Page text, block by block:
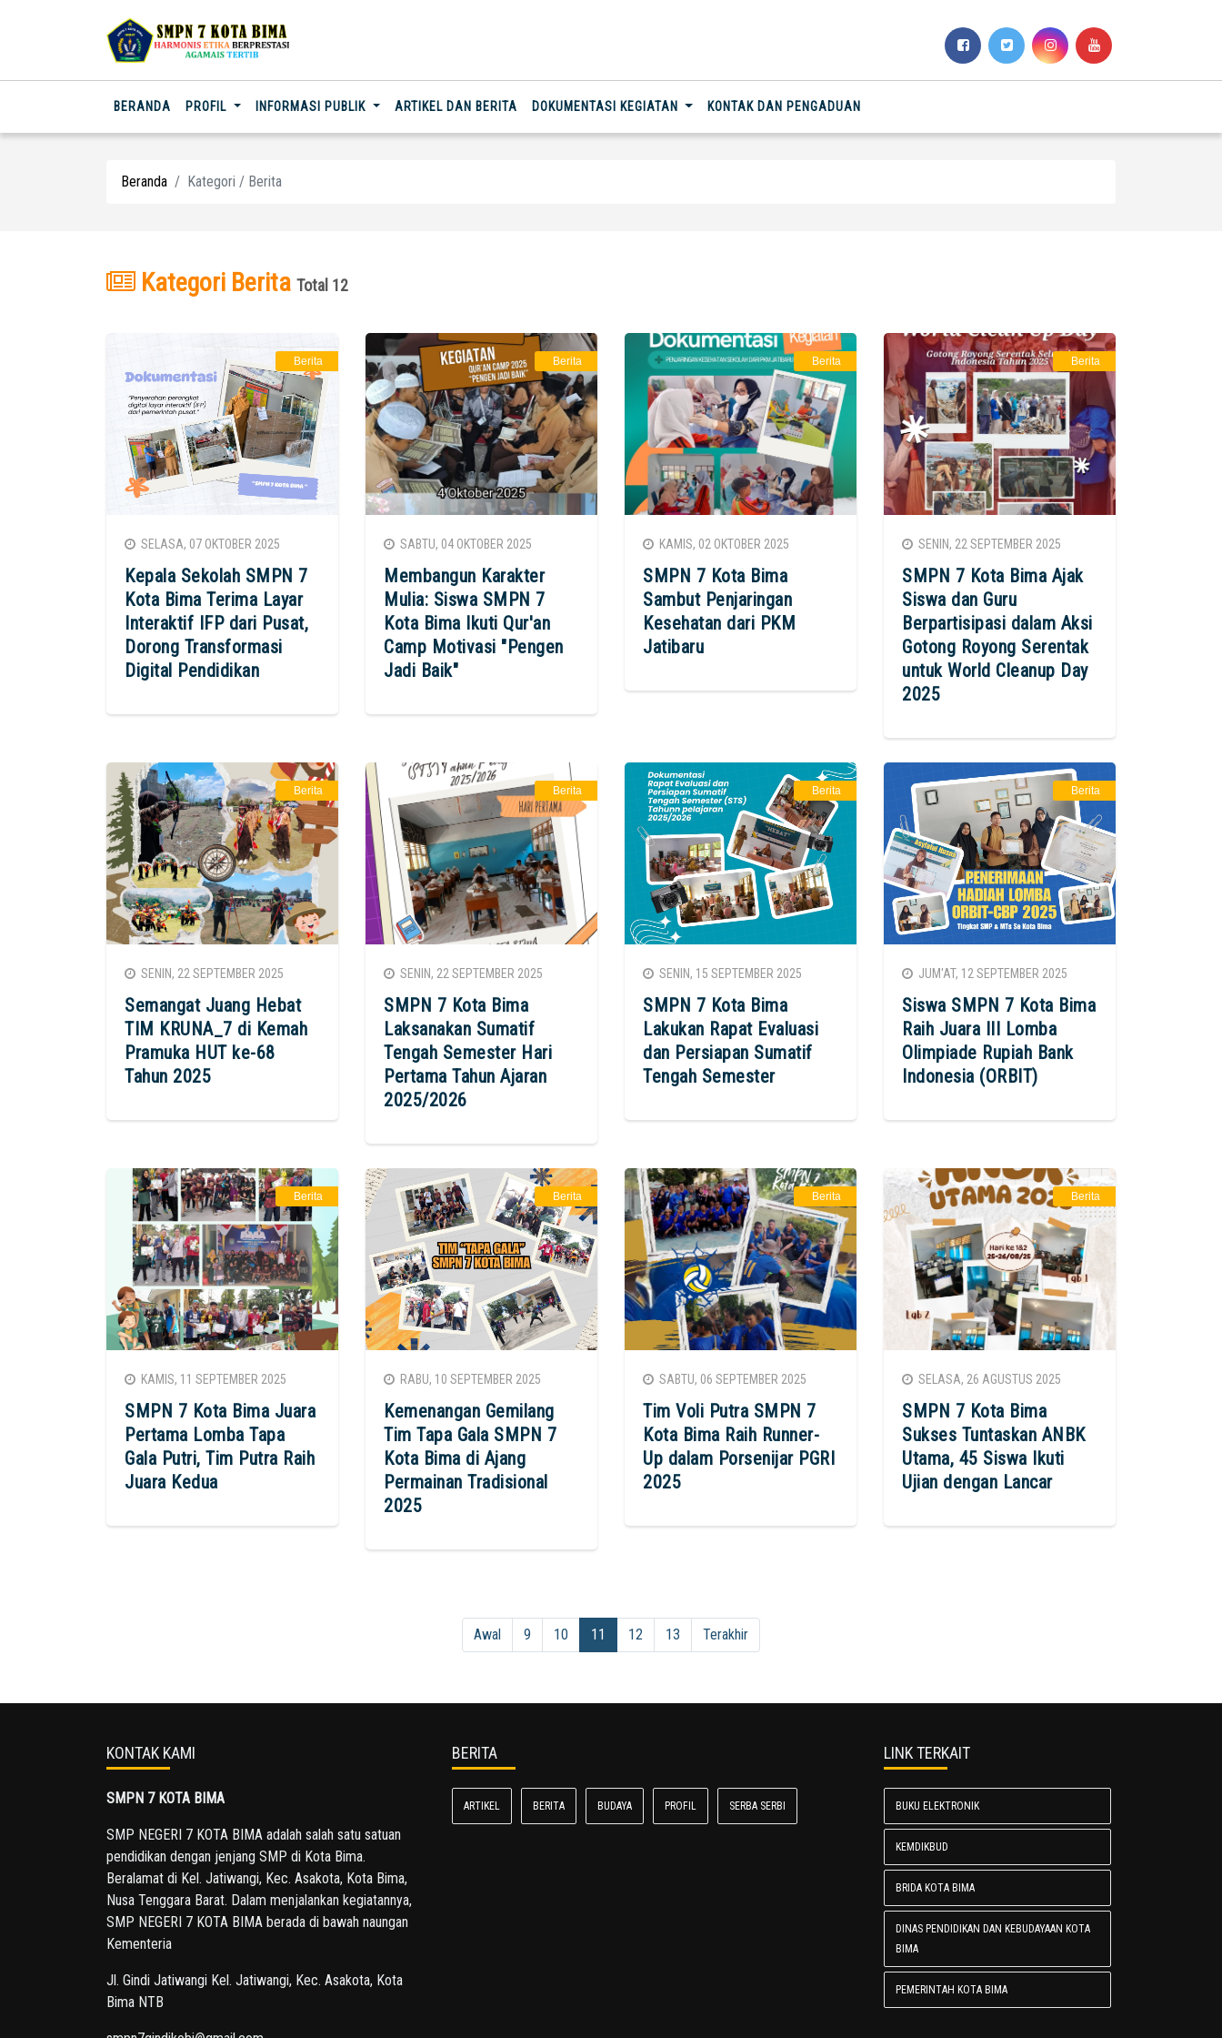
BERANDA (CURRENT)
PROFIL INFORMASI PUBLIK ARTIKEL DAN BERITA DOKUMENTASI KEGIATAN KONTAK DAN PENGADUAN
Beranda Kategori / Berita
Kategori Berita Total 12
Berita
SELASA, 07 OKTOBER 2025
Kepala Sekolah SMPN 7
Kota Bima Terima Layar
Interaktif IFP dari Pusat,
Dorong Transformasi
Digital Pendidikan
Berita
SABTU, 04 OKTOBER 2025
Membangun Karakter
Mulia: Siswa SMPN 7
Kota Bima Ikuti Qur'an
Camp Motivasi "Pengen
Jadi Baik"
Berita
KAMIS, 02 OKTOBER 2025
SMPN 7 Kota Bima
Sambut Penjaringan
Kesehatan dari PKM
Jatibaru
Berita
SENIN, 22 SEPTEMBER 2025
SMPN 7 Kota Bima Ajak
Siswa dan Guru
Berpartisipasi dalam Aksi
Gotong Royong Serentak
untuk World Cleanup Day
2025
Berita
SENIN, 22 SEPTEMBER 2025
Semangat Juang Hebat
TIM KRUNA_7 di Kemah
Pramuka HUT ke-68
Tahun 2025
Berita
SENIN, 22 SEPTEMBER 2025
SMPN 7 Kota Bima
Laksanakan Sumatif
Tengah Semester Hari
Pertama Tahun Ajaran
2025/2026
Berita
SENIN, 15 SEPTEMBER 2025
SMPN 7 Kota Bima
Lakukan Rapat Evaluasi
dan Persiapan Sumatif
Tengah Semester
Berita
JUM'AT, 12 SEPTEMBER 2025
Siswa SMPN 7 Kota Bima
Raih Juara III Lomba
Olimpiade Rupiah Bank
Indonesia (ORBIT)
Berita
KAMIS, 11 SEPTEMBER 2025
SMPN 7 Kota Bima Juara
Pertama Lomba Tapa
Gala Putri, Tim Putra Raih
Juara Kedua
Berita
RABU, 10 SEPTEMBER 2025
Kemenangan Gemilang
Tim Tapa Gala SMPN 7
Kota Bima di Ajang
Permainan Tradisional
2025
Berita
SABTU, 06 SEPTEMBER 2025
Tim Voli Putra SMPN 7
Kota Bima Raih Runner-
Up dalam Porsenijar PGRI
2025
Berita
SELASA, 26 AGUSTUS 2025
SMPN 7 Kota Bima
Sukses Tuntaskan ANBK
Utama, 45 Siswa Ikuti
Ujian dengan Lancar
Awal 9 10 11 12 13 Terakhir
KONTAK KAMI
SMPN 7 KOTA BIMA
SMP NEGERI 7 KOTA BIMA adalah salah satu satuan
pendidikan dengan jenjang SMP di Kota Bima.
Beralamat di Kel. Jatiwangi, Kec. Asakota, Kota Bima,
Nusa Tenggara Barat. Dalam menjalankan kegiatannya,
SMP NEGERI 7 KOTA BIMA berada di bawah naungan
Kementeria
Jl. Gindi Jatiwangi Kel. Jatiwangi, Kec. Asakota, Kota
Bima NTB
BERITA
ARTIKEL BERITA BUDAYA PROFIL SERBA SERBI
LINK TERKAIT
BUKU ELEKTRONIK
KEMDIKBUD
BRIDA KOTA BIMA
DINAS PENDIDIKAN DAN KEBUDAYAAN KOTA
BIMA
PEMERINTAH KOTA BIMA